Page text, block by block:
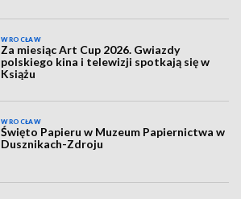
WROCŁAW
Za miesiąc Art Cup 2026. Gwiazdy
polskiego kina i telewizji spotkają się w
Książu
WROCŁAW
Święto Papieru w Muzeum Papiernictwa w
Dusznikach-Zdroju